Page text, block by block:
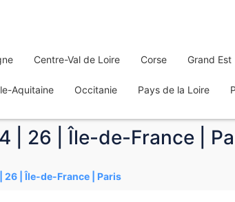
Centre-Val de Loire Corse Grand Est
Aquitaine Occitanie Pays de la Loire
| 26 | Île-de-France |
26 | Île-de-France | Paris